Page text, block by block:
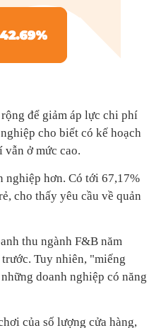
để giảm áp lực chi phí
cho biết có kế hoạch
ở mức cao.
nghiệp hơn. Có tới 67,17%
cho thấy yêu cầu về quản
thu ngành F&B năm
Tuy nhiên, "miếng
doanh nghiệp có năng
của số lượng cửa hàng,